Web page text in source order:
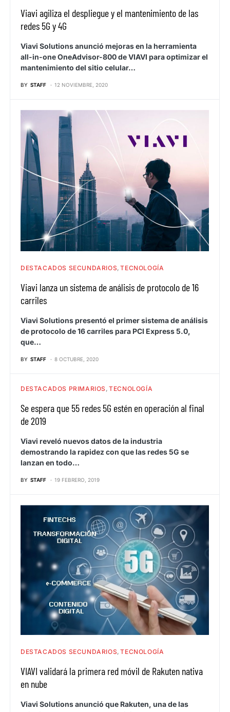
Viavi agiliza el despliegue y el mantenimiento de las
redes 5G y 4G
Viavi Solutions anunció mejoras en la herramienta
all-in-one OneAdvisor-800 de VIAVI para optimizar el
mantenimiento del sitio celular…
BY STAFF 12 NOVIEMBRE, 2020
DESTACADOS SECUNDARIOS TECNOLOGÍA
Viavi lanza un sistema de análisis de protocolo de 16
carriles
Viavi Solutions presentó el primer sistema de análisis
de protocolo de 16 carriles para PCI Express 5.0,
que…
BY STAFF 8 OCTUBRE, 2020
DESTACADOS PRIMARIOS TECNOLOGÍA
Se espera que 55 redes 5G estén en operación al final
de 2019
Viavi reveló nuevos datos de la industria
demostrando la rapidez con que las redes 5G se
lanzan en todo…
BY STAFF 19 FEBRERO, 2019
DESTACADOS SECUNDARIOS TECNOLOGÍA
VIAVI validará la primera red móvil de Rakuten nativa
en nube
Viavi Solutions anunció que Rakuten, una de las